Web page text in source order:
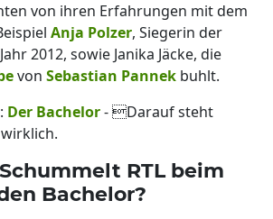
von ihren Erfahrungen mit dem
Anja Polzer, Siegerin der
2012, sowie Janika Jäcke, die
von Sebastian Pannek buhlt.
Der Bachelor- Darauf steht
RTL beim
Bachelor?